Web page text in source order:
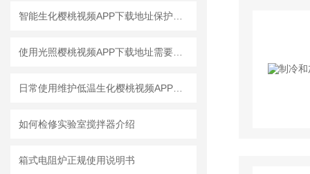
如何检修实验室搅拌器介绍
箱式电阻炉正规使用说明书